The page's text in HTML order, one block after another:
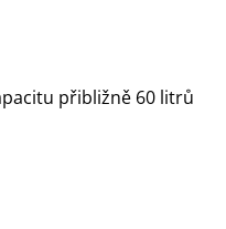
přibližně 60 litrů